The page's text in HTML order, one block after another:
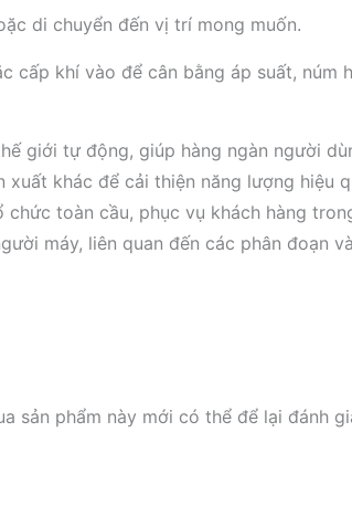
di chuyển đến vị trí mong muốn.
cấp khí vào để cân bằng áp suất, núm
giới tự động, giúp hàng ngàn người
khác để cải thiện năng lượng
chức toàn cầu, phục vụ khách hàng
máy, liên quan đến các phân đoạn
sản phẩm này mới có thể để lại đánh